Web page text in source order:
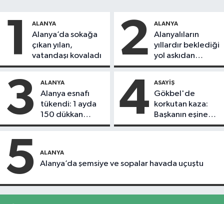
1 ALANYA
Alanya’da sokağa
çıkan yılan,
vatandaşı kovaladı
2 ALANYA
Alanyalıların
yıllardır beklediği
yol askıdan
döndü
3 ALANYA
Alanya esnafı
tükendi: 1 ayda
150 dükkan
kapandı
4 ASAYIŞ
Gökbel'de
korkutan kaza:
Başkanın eşine
motosiklet çarptı
5 ALANYA
Alanya’da şemsiye ve sopalar havada uçuştu